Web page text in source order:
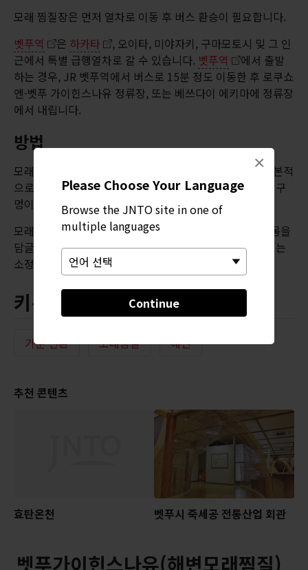
Please Choose Your Language
Browse the JNTO site in one of
multiple languages
Continue
×
모래 찜질장은 먼저 열차로 이동 후 버스 환승이 필요합니다.
벳푸역
은 하카타
, 오이타, 미야자키, 구마모토시 및 그 인
근에서 특별 급행열차로 갈 수 있습니다. 벳푸역
에서 출발
하는 경우, JR 벳푸역에서 버스로 15분 정도 이동한 후 로쿠쇼
엔·벳푸 가이힌스나유 정류장, 또는 베쓰다이 에키마에 정류장
에서 내립니다.
방법
모래찜질을 받을 때는 유카타를 입고 수건을 두릅니다. 기본적
으로 목 높이까지 모래로 몸을 감싼 후 열이 가해지면서 땀구
멍이 열리게 됩니다.
모래찜질을 마친 후에는 온수 온천에서 모래를 닦아내고 몸을
담글 수 있습니다. 대부분의 목욕 용품은 무료이나, 일부에는
소정의 이용료가 있습니다.
키워드
기분 전환 모래찜질 해변
추천 콘텐츠
효탄온천 벳푸시 죽세공 전통산업 회관
벳푸가이힌스나유(해변모래찜질)